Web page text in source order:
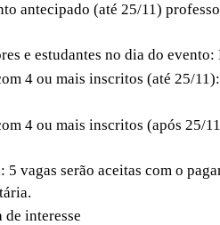
antecipado (até 25/11)
e estudantes no dia do evento:
4 ou mais inscritos (até 25/
4 ou mais inscritos (após 25/
vagas serão aceitas com o
de interesse